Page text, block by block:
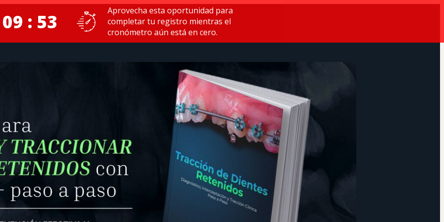
: 52
Aprovecha esta oportunidad para
completar tu registro mientras el
cronómetro aún está en cero.